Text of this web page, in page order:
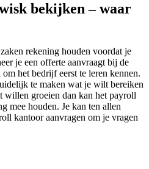
bekijken – waar
rekening houden voordat je
je een offerte aanvraagt bij de
het bedrijf eerst te leren kennen.
te maken wat je wilt bereiken
willen groeien dan kan het payroll
mee houden. Je kan ten allen
kantoor aanvragen om je vragen